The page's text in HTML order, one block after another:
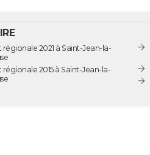
régionale 2021 à Saint-Jean-la-
régionale 2015 à Saint-Jean-la-